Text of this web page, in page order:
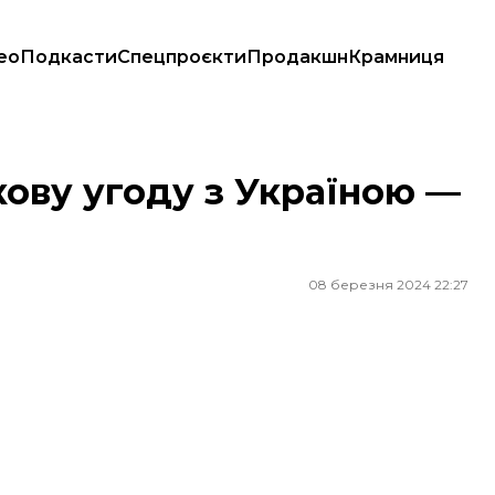
ПодкастиСпецпроєктиПродакшнКрамниця
угоду з Україною —
08 березня 2024 22:27